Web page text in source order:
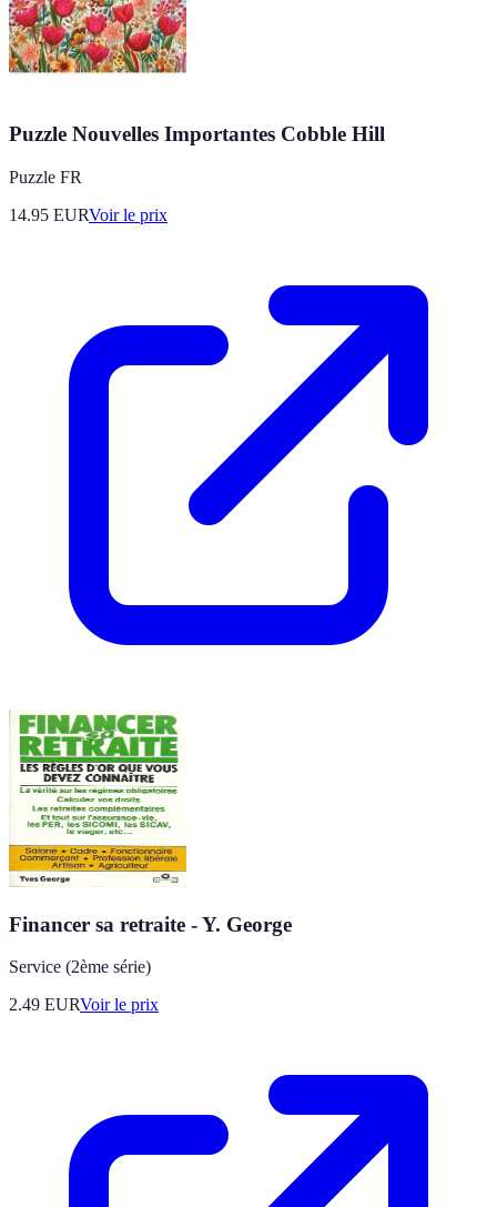
Puzzle Nouvelles Importantes Cobble Hill
Puzzle FR
14.95 EURVoir le prix
Financer sa retraite - Y. George
Service (2ème série)
2.49 EURVoir le prix